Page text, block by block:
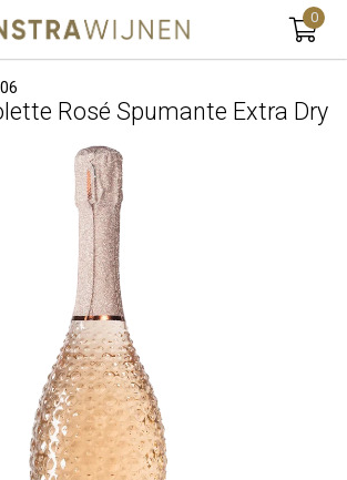
0
Rosé Spumante Extra Dry